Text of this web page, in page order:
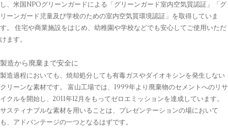
し、米国NPOグリーンガードによる「グリーンガード室内空気質認証」「グ
リーンガード児童及び学校のための室内空気質環境認証」を取得していま
す。 住宅や商業施設をはじめ、幼稚園や学校などでも安心してご使用いただ
けます。
製造から廃棄まで安全に
製造過程においても、焼却処分しても有毒ガスやダイオキシンを発生しない
クリーンな素材です。 富山工場では、1999年より廃棄物のセメントへのリサ
イクルを開始し、2011年12月をもってゼロエミッションを達成しています。
サスティナブルな素材を用いることは、プレゼンテーションの場において
も、アドバンテージの一つとなるはずです。